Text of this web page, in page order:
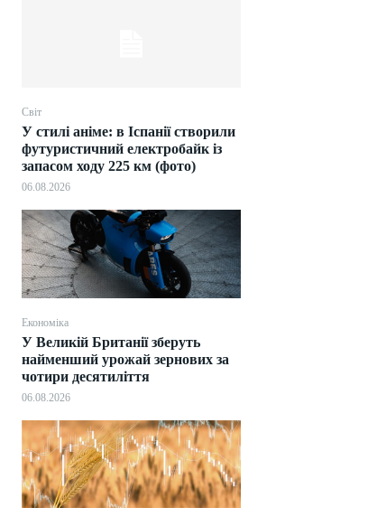
Світ
У стилі аніме: в Іспанії створили
футуристичний електробайк із
запасом ходу 225 км (фото)
06.08.2026
Економіка
У Великій Британії зберуть
найменший урожай зернових за
чотири десятиліття
06.08.2026